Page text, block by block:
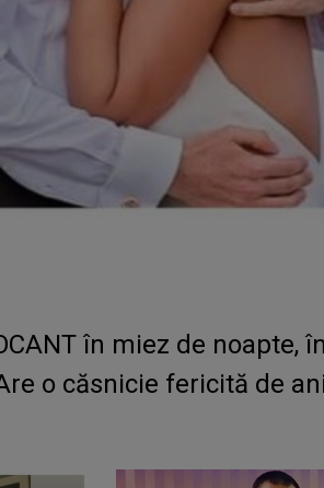
în miez de noapte,
o căsnicie fericită de